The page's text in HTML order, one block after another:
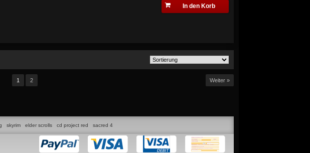
In den Korb
1 2 Weiter »
skyrim elder scrolls cd project red sacred 4